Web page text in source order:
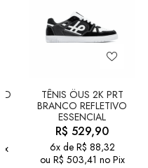
TÊNIS ÖUS 2K PRT
BRANCO REFLETIVO
ESSENCIAL
R$ 529,90
6x de R$ 88,32
ou R$ 503,41 no Pix